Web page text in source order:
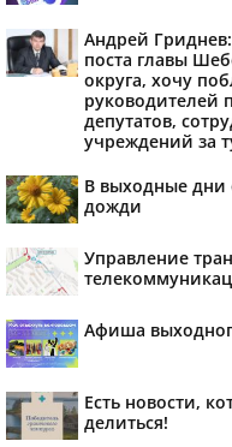
Андрей
поста главы
округа, хочу
руководителей
депутатов,
учреждений за
В выходные дни
дожди
Управление
Афиша
Есть новости,
делиться!